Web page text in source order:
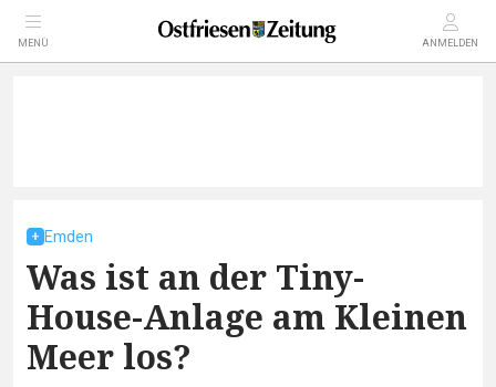
MENÜ ANMELDEN
Emden
Was ist an der Tiny-
House-Anlage am Kleinen
Meer los?